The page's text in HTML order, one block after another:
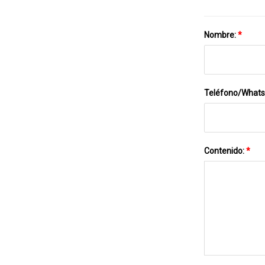
Nombre:*
Teléfono/
Contenido:*